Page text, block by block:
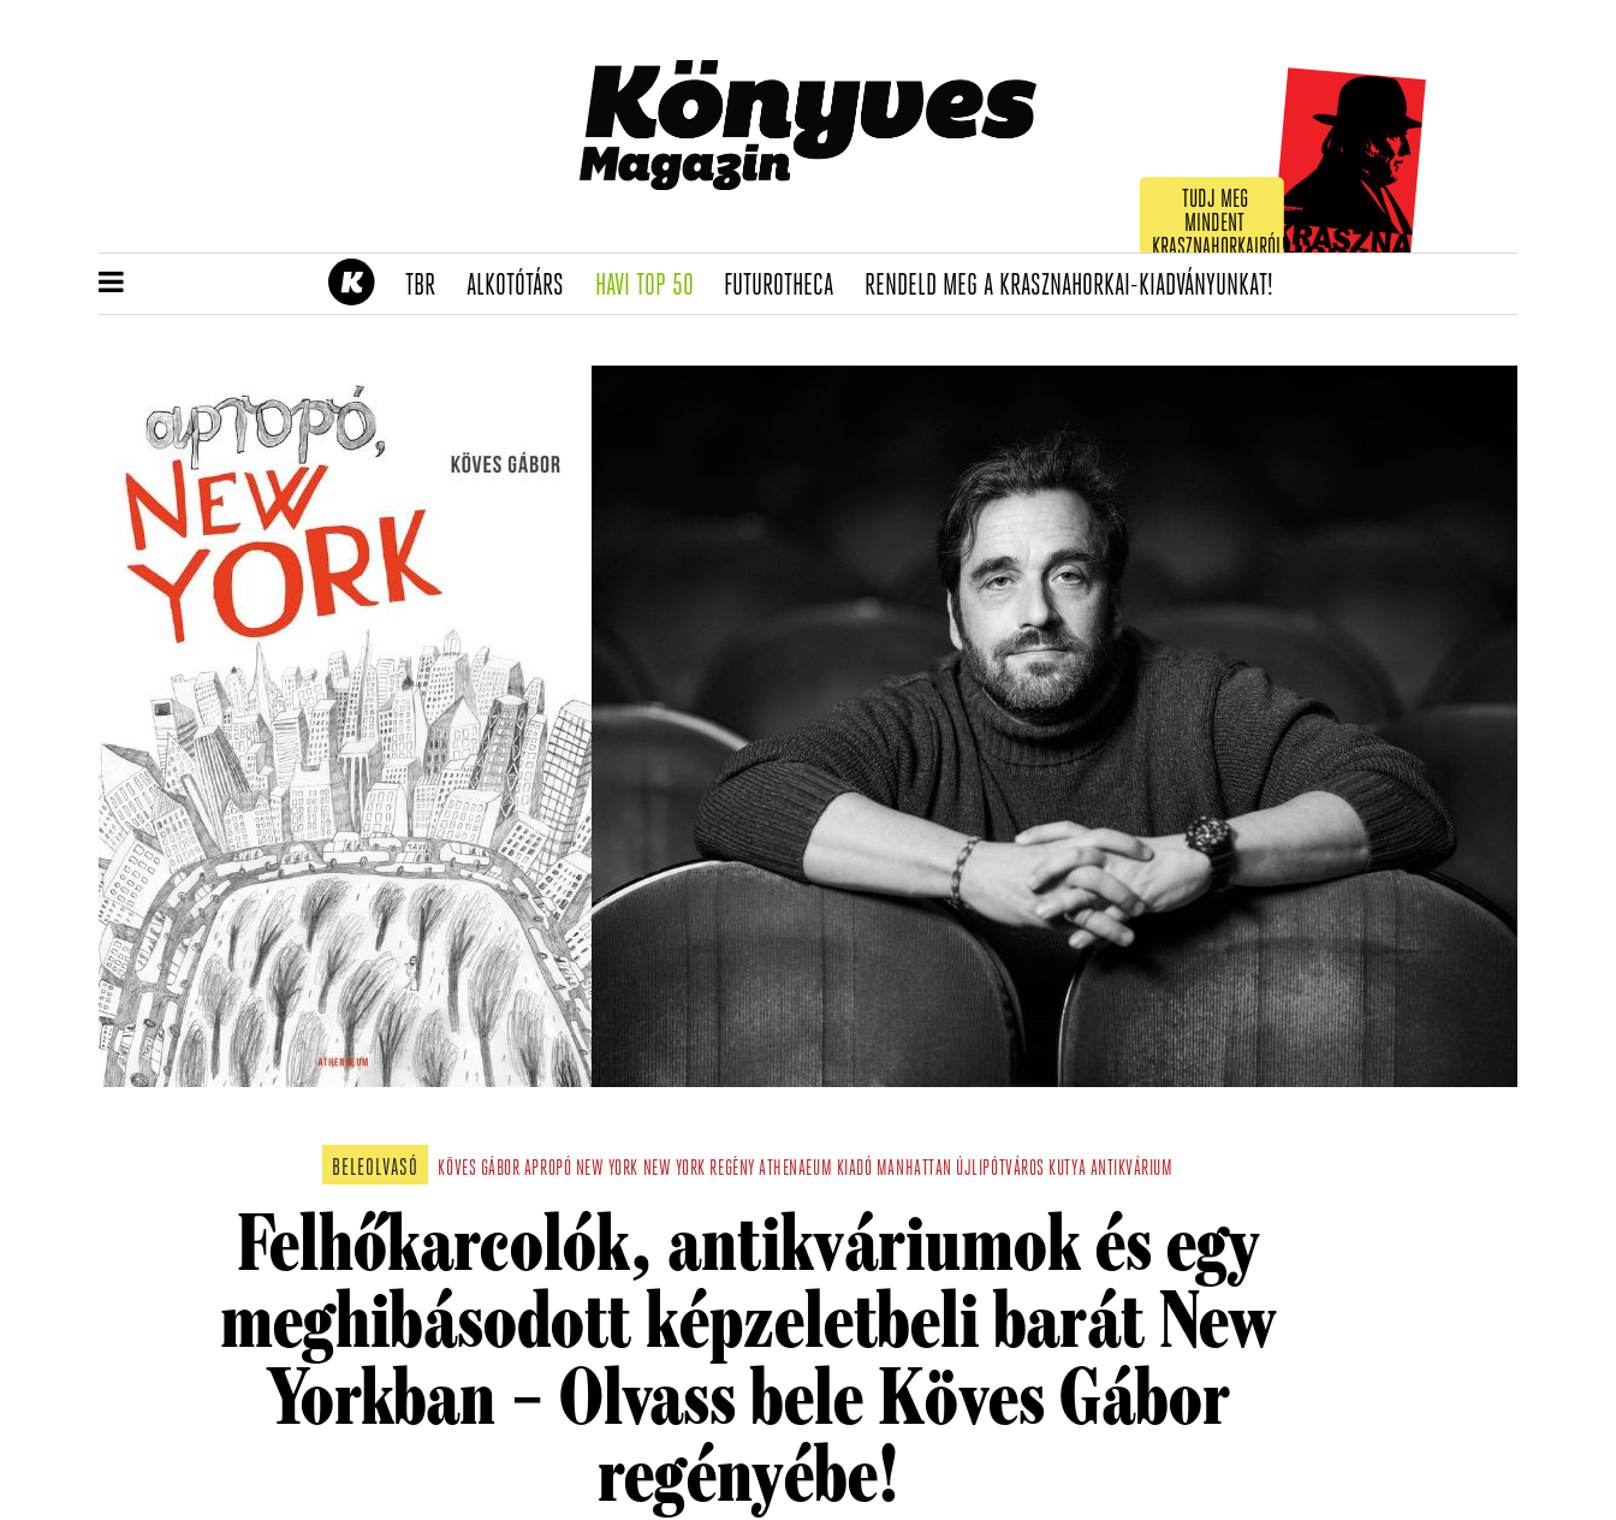
TUDJ MEG
MINDENT
KRASZNAHORKAIRÓL!
TBR(CURRENT)
ALKOTÓTÁRS(CURRENT)
HAVI TOP 50(CURRENT)
FUTUROTHECA(CURRENT)
RENDELD MEG A KRASZNAHORKAI-KIADVÁNYUNKAT!(CURRENT)
BELEOLVASÓ KÖVES GÁBOR APROPÓ NEW YORK NEW YORK REGÉNY ATHENAEUM KIADÓ MANHATTAN ÚJLIPÓTVÁROS KUTYA ANTIKVÁRIUM
Felhőkarcolók, antikváriumok és egy
meghibásodott képzeletbeli barát New
Yorkban – Olvass bele Köves Gábor
regényébe!